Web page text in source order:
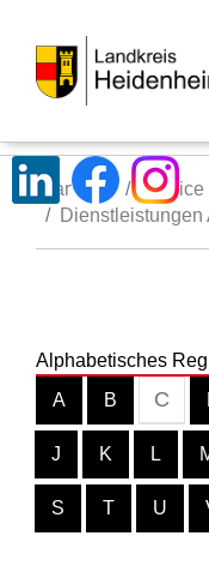
Startseite Service
Dienstleistungen
Alphabetisches
A
B C
J K L
S T U